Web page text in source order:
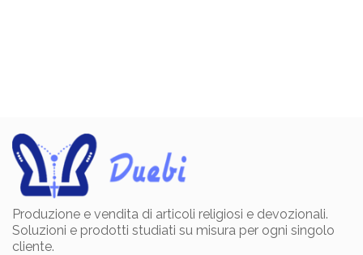
Produzione e vendita di articoli religiosi e devozionali.
Soluzioni e prodotti studiati su misura per ogni singolo
cliente.